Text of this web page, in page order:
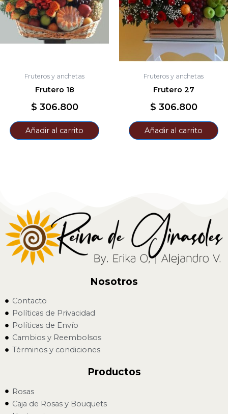
Fruteros y anchetas
Frutero 18
$ 306.800
Añadir al carrito
Fruteros y anchetas
Frutero 27
$ 306.800
Añadir al carrito
Nosotros
Contacto
Políticas de Privacidad
Políticas de Envío
Cambios y Reembolsos
Términos y condiciones
Productos
Rosas
Caja de Rosas y Bouquets